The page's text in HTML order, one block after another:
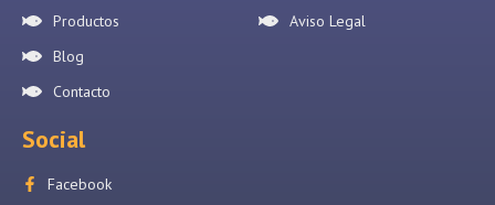
Productos
Blog
Contacto
Aviso Legal
Social
Facebook